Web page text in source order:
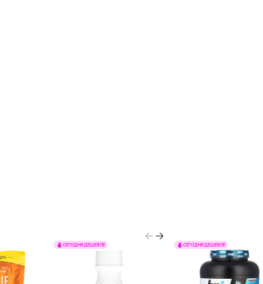
СЕГОДНЯ ДЕШЕВЛЕ СЕГОДНЯ ДЕШЕВЛЕ